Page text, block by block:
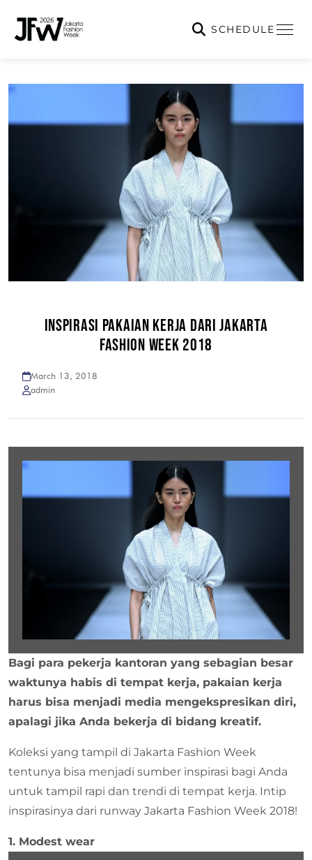
SCHEDULE
INSPIRASI PAKAIAN KERJA DARI JAKARTA
FASHION WEEK 2018
March 13, 2018
admin
Bagi para pekerja kantoran yang sebagian besar
waktunya habis di tempat kerja, pakaian kerja
harus bisa menjadi media mengekspresikan diri,
apalagi jika Anda bekerja di bidang kreatif.
Koleksi yang tampil di Jakarta Fashion Week
tentunya bisa menjadi sumber inspirasi bagi Anda
untuk tampil rapi dan trendi di tempat kerja. Intip
inspirasinya dari runway Jakarta Fashion Week 2018!
1. Modest wear